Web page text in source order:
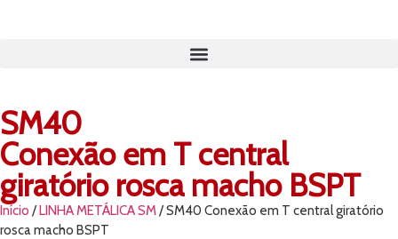
SM40
Conexão em T central
giratório rosca macho BSPT
Início /LINHA METÁLICA SM/ SM40 Conexão em T central giratório
rosca macho BSPT